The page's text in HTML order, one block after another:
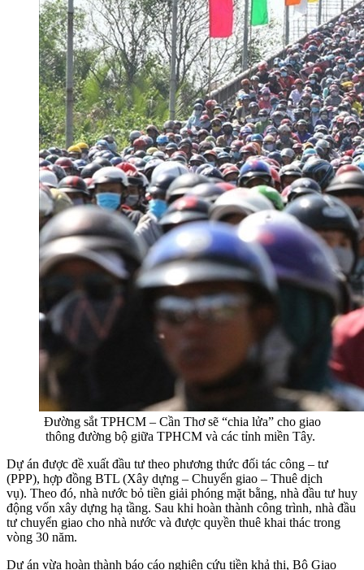
Đường sắt TPHCM – Cần Thơ sẽ “chia lửa” cho giao
thông đường bộ giữa TPHCM và các tỉnh miền Tây.
Dự án được đề xuất đầu tư theo phương thức đối tác công – tư
(PPP), hợp đồng BTL (Xây dựng – Chuyển giao – Thuê dịch
vụ). Theo đó, nhà nước bỏ tiền giải phóng mặt bằng, nhà đầu tư huy
động vốn xây dựng hạ tầng. Sau khi hoàn thành công trình, nhà đầu
tư chuyển giao cho nhà nước và được quyền thuê khai thác trong
vòng 30 năm.
Dự án vừa hoàn thành báo cáo nghiên cứu tiền khả thi, Bộ Giao